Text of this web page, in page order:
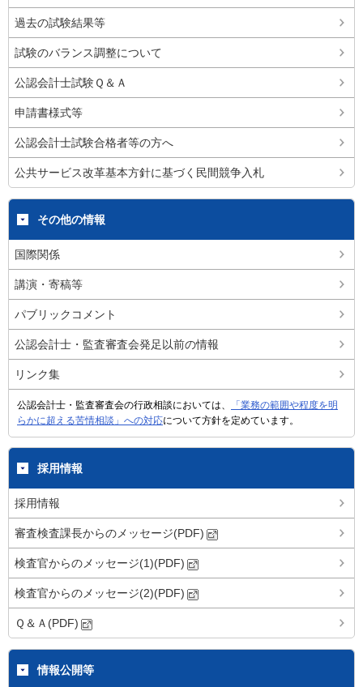
過去の試験結果等
試験のバランス調整について
公認会計士試験Ｑ＆Ａ
申請書様式等
公認会計士試験合格者等の方へ
公共サービス改革基本方針に基づく民間競争入札
その他の情報
国際関係
講演・寄稿等
パブリックコメント
公認会計士・監査審査会発足以前の情報
リンク集
公認会計士・監査審査会の行政相談においては、
「業務の範囲や程度を明
らかに超える苦情相談」への対応について方針を定めています。
採用情報
採用情報
審査検査課長からのメッセージ(PDF)
検査官からのメッセージ(1)(PDF)
検査官からのメッセージ(2)(PDF)
Ｑ＆Ａ(PDF)
情報公開等